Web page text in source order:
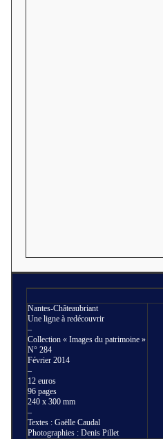
Nantes-Châteaubriant
Une ligne à redécouvrir
–
Collection « Images du patrimoine »
N° 284
Février 2014
–
12 euros
96 pages
240 x 300 mm
–
Textes : Gaëlle Caudal
Photographies : Denis Pillet